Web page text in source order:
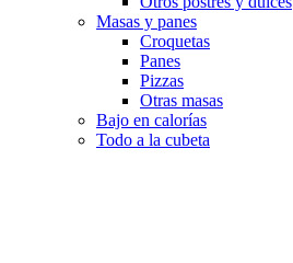
Masas y panes
Croquetas
Panes
Pizzas
Otras masas
Bajo en calorías
Todo a la cubeta